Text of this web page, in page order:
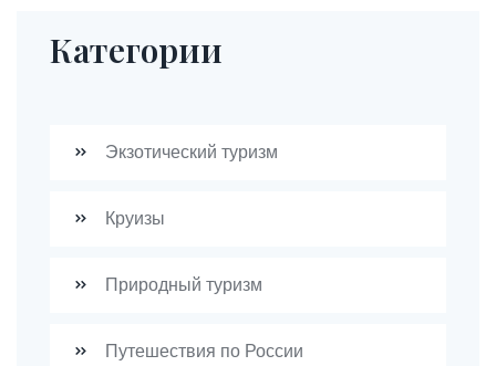
Категории
Экзотический туризм
Круизы
Природный туризм
Путешествия по России